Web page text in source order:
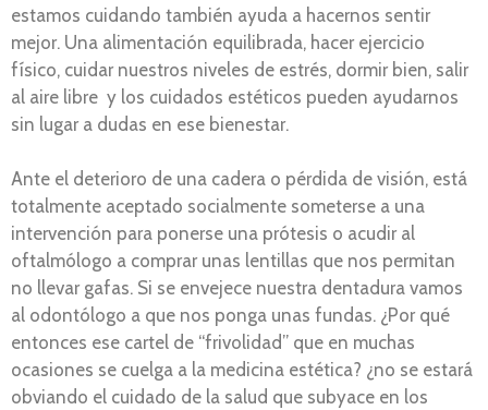
estamos cuidando también ayuda a hacernos sentir
mejor. Una alimentación equilibrada, hacer ejercicio
físico, cuidar nuestros niveles de estrés, dormir bien, salir
al aire libre y los cuidados estéticos pueden ayudarnos
sin lugar a dudas en ese bienestar.
Ante el deterioro de una cadera o pérdida de visión, está
totalmente aceptado socialmente someterse a una
intervención para ponerse una prótesis o acudir al
oftalmólogo a comprar unas lentillas que nos permitan
no llevar gafas. Si se envejece nuestra dentadura vamos
al odontólogo a que nos ponga unas fundas. ¿Por qué
entonces ese cartel de “frivolidad” que en muchas
ocasiones se cuelga a la medicina estética? ¿no se estará
obviando el cuidado de la salud que subyace en los